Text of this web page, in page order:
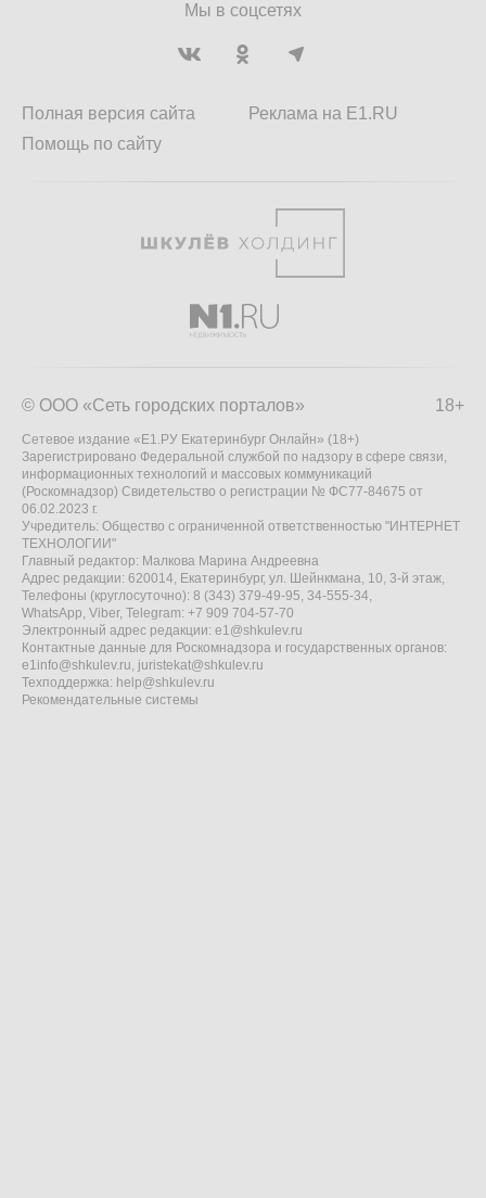
Мы в соцсетях
Полная версия сайта
Помощь по сайту
Реклама на E1.RU
18+
© ООО «Сеть городских порталов»
Сетевое издание «Е1.РУ Екатеринбург Онлайн» (18+)
Зарегистрировано Федеральной службой по надзору в сфере связи,
информационных технологий и массовых коммуникаций
(Роскомнадзор) Свидетельство о регистрации № ФС77-84675 от
06.02.2023 г.
Учредитель: Общество с ограниченной ответственностью "ИНТЕРНЕТ
ТЕХНОЛОГИИ"
Главный редактор: Малкова Марина Андреевна
Адрес редакции: 620014, Екатеринбург, ул. Шейнкмана, 10, 3-й этаж,
Телефоны (круглосуточно): 8 (343) 379-49-95, 34-555-34,
WhatsApp, Viber, Telegram: +7 909 704-57-70
Электронный адрес редакции: e1@shkulev.ru
Контактные данные для Роскомнадзора и государственных органов:
e1info@shkulev.ru, juristekat@shkulev.ru
Техподдержка: help@shkulev.ru
Рекомендательные системы